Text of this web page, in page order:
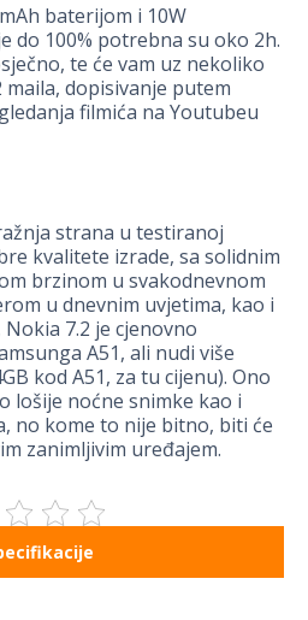
baterijom i 10W
do 100% potrebna su oko 2h.
te će vam uz nekoliko
dopisivanje putem
filmića na Youtubeu
strana u testiranoj
kvalitete izrade, sa solidnim
brzinom u svakodnevnom
u dnevnim uvjetima, kao i
7.2 je cjenovno
A51, ali nudi više
kod A51, za tu cijenu). Ono
lošije noćne snimke kao i
no kome to nije bitno, biti će
zanimljivim uređajem.